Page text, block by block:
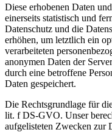
Diese erhobenen Daten
einerseits statistisch und
Datenschutz und die
erhöhen, um letztlich ein
verarbeiteten
anonymen Daten der
durch eine betroffene
Daten gespeichert.
Die Rechtsgrundlage für
lit. f DS-GVO. Unser
aufgelisteten Zwecken zur